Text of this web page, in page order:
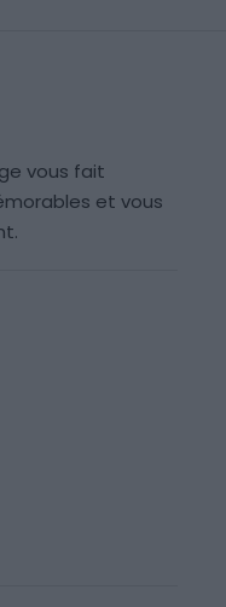
vous fait
et vous